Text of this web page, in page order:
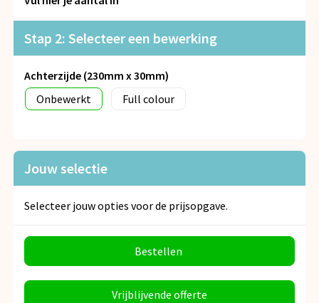
Veiligheid, Auto en Fiets
Vrije tijd en Strand
Stap 2: Selecteer een bewerking
Achterzijde (230mm x 30mm)
Onbewerkt
Full colour
Jouw selectie
Selecteer jouw opties voor de prijsopgave.
Bestellen
Vrijblijvende offerte